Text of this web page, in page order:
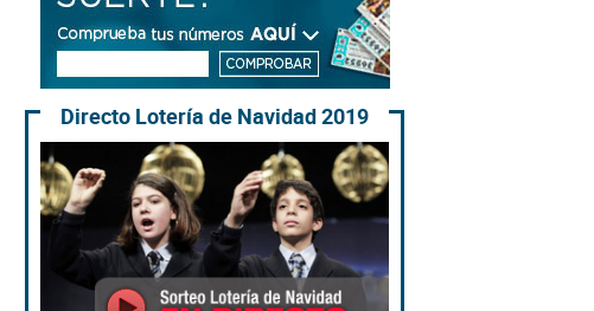
Directo Lotería de Navidad 2019